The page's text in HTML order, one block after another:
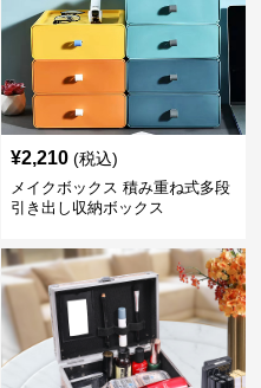
¥2,210 (税込)
メイクボックス 積み重ね式多段
引き出し収納ボックス